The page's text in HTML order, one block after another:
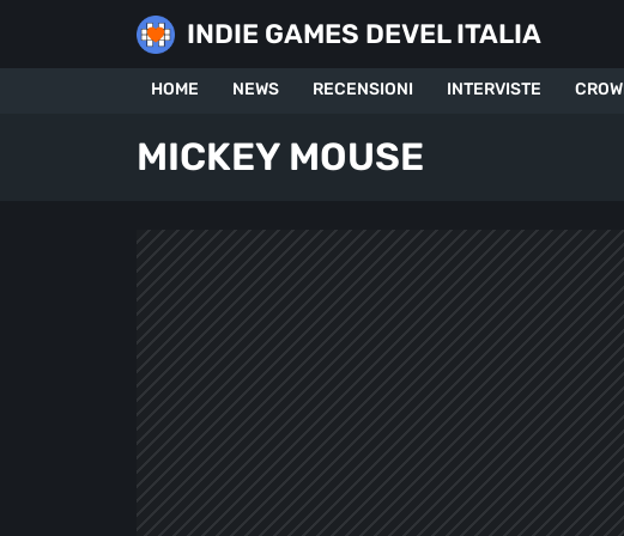
INDIE GAMES DEVEL ITALIA
HOME NEWS RECENSIONI INTERVISTE
MICKEY MOUSE